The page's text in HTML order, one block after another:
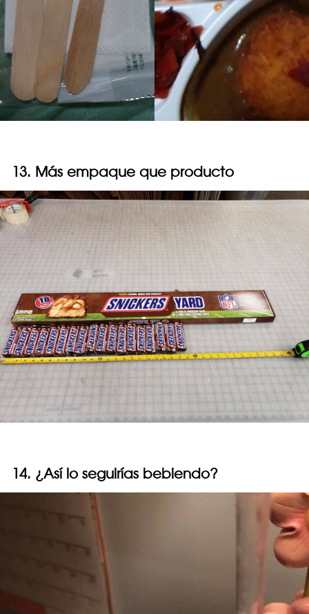
13. Más empaque que producto
14. ¿Así lo seguirías bebiendo?